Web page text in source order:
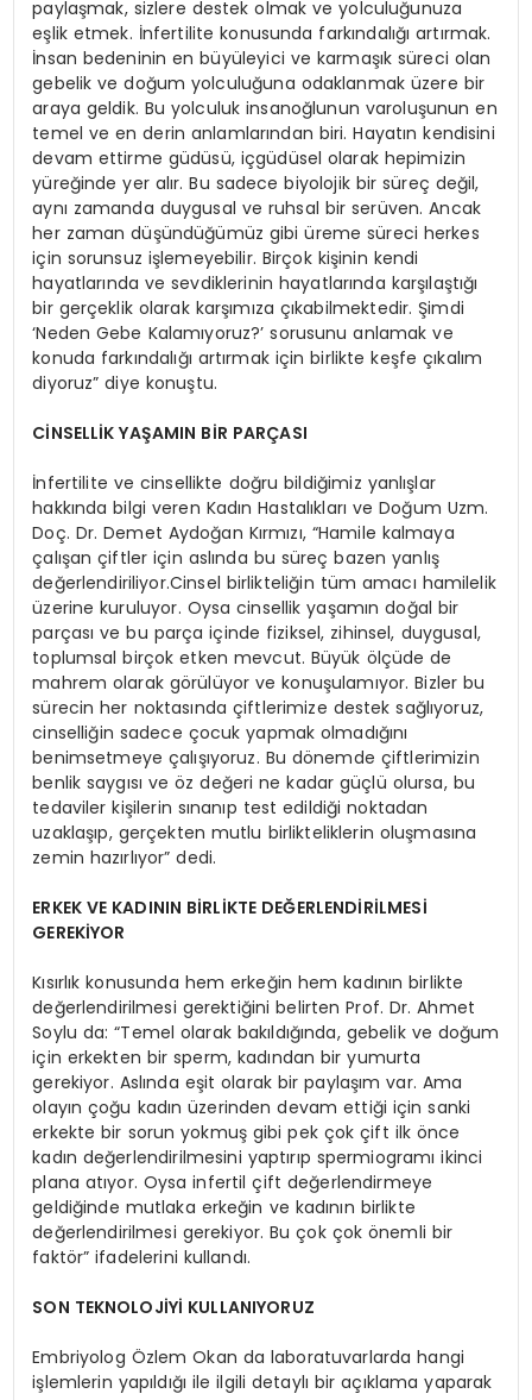
paylaşmak, sizlere destek olmak ve yolculuğunuza
eşlik etmek. İnfertilite konusunda farkındalığı artırmak.
İnsan bedeninin en büyüleyici ve karmaşık süreci olan
gebelik ve doğum yolculuğuna odaklanmak üzere bir
araya geldik. Bu yolculuk insanoğlunun varoluşunun en
temel ve en derin anlamlarından biri. Hayatın kendisini
devam ettirme güdüsü, içgüdüsel olarak hepimizin
yüreğinde yer alır. Bu sadece biyolojik bir süreç değil,
aynı zamanda duygusal ve ruhsal bir serüven. Ancak
her zaman düşündüğümüz gibi üreme süreci herkes
için sorunsuz işlemeyebilir. Birçok kişinin kendi
hayatlarında ve sevdiklerinin hayatlarında karşılaştığı
bir gerçeklik olarak karşımıza çıkabilmektedir. Şimdi
‘Neden Gebe Kalamıyoruz?’ sorusunu anlamak ve
konuda farkındalığı artırmak için birlikte keşfe çıkalım
diyoruz” diye konuştu.
CİNSELLİK YAŞAMIN BİR PARÇASI
İnfertilite ve cinsellikte doğru bildiğimiz yanlışlar
hakkında bilgi veren Kadın Hastalıkları ve Doğum Uzm.
Doç. Dr. Demet Aydoğan Kırmızı, “Hamile kalmaya
çalışan çiftler için aslında bu süreç bazen yanlış
değerlendiriliyor.Cinsel birlikteliğin tüm amacı hamilelik
üzerine kuruluyor. Oysa cinsellik yaşamın doğal bir
parçası ve bu parça içinde fiziksel, zihinsel, duygusal,
toplumsal birçok etken mevcut. Büyük ölçüde de
mahrem olarak görülüyor ve konuşulamıyor. Bizler bu
sürecin her noktasında çiftlerimize destek sağlıyoruz,
cinselliğin sadece çocuk yapmak olmadığını
benimsetmeye çalışıyoruz. Bu dönemde çiftlerimizin
benlik saygısı ve öz değeri ne kadar güçlü olursa, bu
tedaviler kişilerin sınanıp test edildiği noktadan
uzaklaşıp, gerçekten mutlu birlikteliklerin oluşmasına
zemin hazırlıyor” dedi.
ERKEK VE KADININ BİRLİKTE DEĞERLENDİRİLMESİ
GEREKİYOR
Kısırlık konusunda hem erkeğin hem kadının birlikte
değerlendirilmesi gerektiğini belirten Prof. Dr. Ahmet
Soylu da: “Temel olarak bakıldığında, gebelik ve doğum
için erkekten bir sperm, kadından bir yumurta
gerekiyor. Aslında eşit olarak bir paylaşım var. Ama
olayın çoğu kadın üzerinden devam ettiği için sanki
erkekte bir sorun yokmuş gibi pek çok çift ilk önce
kadın değerlendirilmesini yaptırıp spermiogramı ikinci
plana atıyor. Oysa infertil çift değerlendirmeye
geldiğinde mutlaka erkeğin ve kadının birlikte
değerlendirilmesi gerekiyor. Bu çok çok önemli bir
faktör” ifadelerini kullandı.
SON TEKNOLOJİYİ KULLANIYORUZ
Embriyolog Özlem Okan da laboratuvarlarda hangi
işlemlerin yapıldığı ile ilgili detaylı bir açıklama yaparak